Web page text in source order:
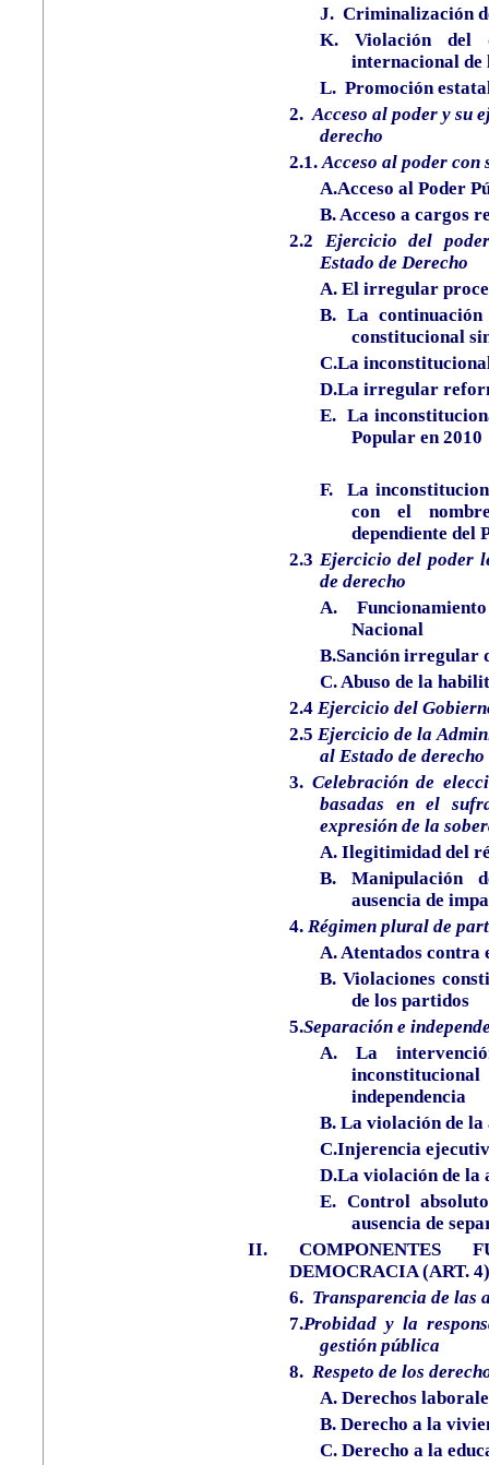
J. Criminalización
K. Violación del
internacional de
L. Promoción
2. Acceso al poder y su
derecho
2.1. Acceso al poder con
A.Acceso al Poder
B.Acceso a cargos
2.2 Ejercicio del
Estado de Derecho
A. El irregular
B. La
constitucional
C.La
D.La irregular
E. La
Popular en 2010
F.
La
con el
dependiente del
2.3 Ejercicio del poder
de derecho
A.
Nacional
B.Sanción irregular
C. Abuso de la
2.4 Ejercicio del
2.5Ejercicio de la
al Estado de derecho
3. Celebración de
basadas en el
expresión de la
A. Ilegitimidad del
B.
Manipulación
ausencia de
4. Régimen plural de
A.Atentados contra
B. Violaciones
de los partidos
5.Separación e
A.
La
independencia
B. La violación de
C.Injerencia
D.La violación de la
E. Control
ausencia de
II.
COMPONENTES
DEMOCRACIA (ART. 4)
6. Transparencia de las
7.Probidad y la
gestión pública
8. Respeto de los
A. Derechos
B. Derecho a la
C. Derecho a la